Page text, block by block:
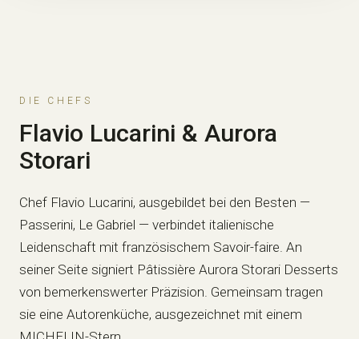
DIE CHEFS
Flavio Lucarini & Aurora
Storari
Chef Flavio Lucarini, ausgebildet bei den Besten —
Passerini, Le Gabriel — verbindet italienische
Leidenschaft mit französischem Savoir-faire. An
seiner Seite signiert Pâtissière Aurora Storari Desserts
von bemerkenswerter Präzision. Gemeinsam tragen
sie eine Autorenküche, ausgezeichnet mit einem